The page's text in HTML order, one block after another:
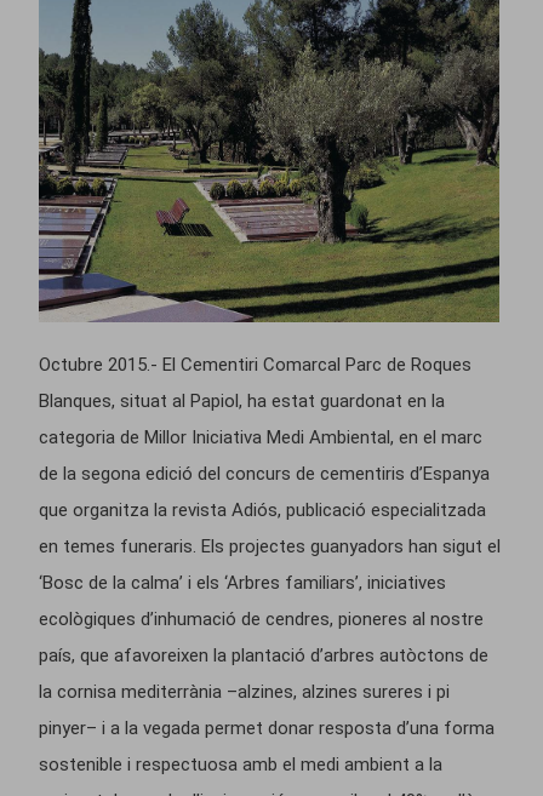
Octubre 2015.- El Cementiri Comarcal Parc de Roques
Blanques, situat al Papiol, ha estat guardonat en la
categoria de Millor Iniciativa Medi Ambiental, en el marc
de la segona edició del concurs de cementiris d’Espanya
que organitza la revista Adiós, publicació especialitzada
en temes funeraris. Els projectes guanyadors han sigut el
‘Bosc de la calma’ i els ‘Arbres familiars’, iniciatives
ecològiques d’inhumació de cendres, pioneres al nostre
país, que afavoreixen la plantació d’arbres autòctons de
la cornisa mediterrània –alzines, alzines sureres i pi
pinyer– i a la vegada permet donar resposta d’una forma
sostenible i respectuosa amb el medi ambient a la